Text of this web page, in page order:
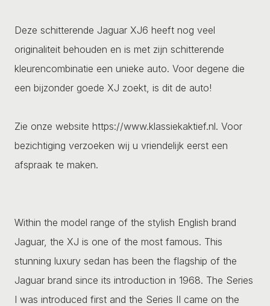
Deze schitterende Jaguar XJ6 heeft nog veel
originaliteit behouden en is met zijn schitterende
kleurencombinatie een unieke auto. Voor degene die
een bijzonder goede XJ zoekt, is dit de auto!
Zie onze website https://www.klassiekaktief.nl. Voor
bezichtiging verzoeken wij u vriendelijk eerst een
afspraak te maken.
Within the model range of the stylish English brand
Jaguar, the XJ is one of the most famous. This
stunning luxury sedan has been the flagship of the
Jaguar brand since its introduction in 1968. The Series
I was introduced first and the Series II came on the